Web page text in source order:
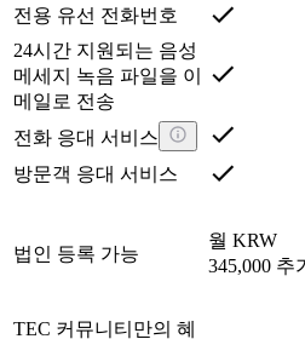
전용 유선 전화번호
24시간 지원되는 음성
메세지 녹음 파일을 이
메일로 전송
전화 응대 서비스
방문객 응대 서비스
법인 등록 가능
월 KRW
345,000 추
TEC 커뮤니티만의 혜